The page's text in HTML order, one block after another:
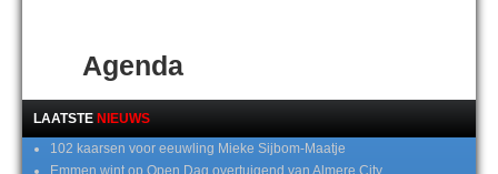
Agenda
LAATSTE NIEUWS
102 kaarsen voor eeuwling Mieke Sijbom-Maatje
Emmen wint op Open Dag overtuigend van Almere City